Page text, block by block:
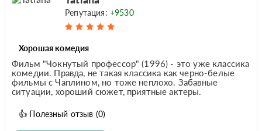
Репутация: +9530
Хорошая комедия
Фильм "Чокнутый профессор" (1996) - это уже классика
комедии. Правда, не такая классика как черно-белые
фильмы с Чаплином, но тоже неплохо. Забавные
ситуации, хороший сюжет, приятные актеры.
👍 Полезный отзыв (0)